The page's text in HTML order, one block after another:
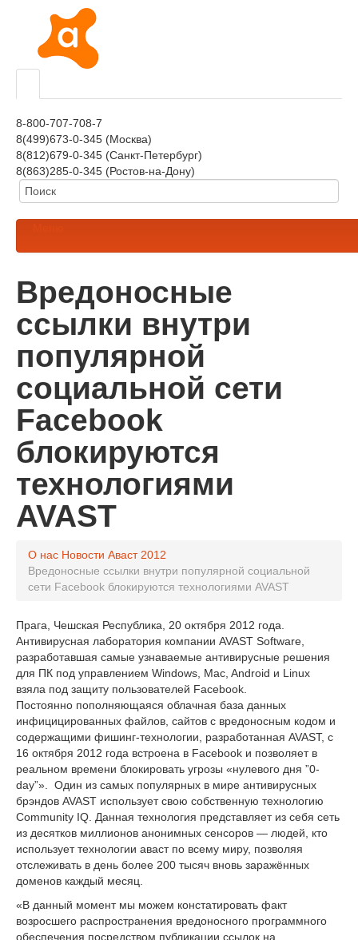
8-800-707-708-7
8(499)673-0-345 (Москва)
8(812)679-0-345 (Санкт-Петербург)
8(863)285-0-345 (Ростов-на-Дону)
Вредоносные
ссылки внутри
популярной
социальной сети
Facebook
блокируются
технологиями
AVAST
О нас Новости Аваст 2012
Вредоносные ссылки внутри популярной социальной
сети Facebook блокируются технологиями AVAST
Прага, Чешская Республика, 20 октября 2012 года.
Антивирусная лаборатория компании AVAST Software,
разработавшая самые узнаваемые антивирусные решения
для ПК под управлением Windows, Mac, Android и Linux
взяла под защиту пользователей Facebook.
Постоянно пополняющаяся облачная база данных
инфицицированных файлов, сайтов с вредоносным кодом и
содержащими фишинг-технологии, разработанная AVAST, с
16 октября 2012 года встроена в Facebook и позволяет в
реальном времени блокировать угрозы «нулевого дня ”0-
day”». Один из самых популярных в мире антивирусных
брэндов AVAST использует свою собственную технологию
Community IQ. Данная технология представляет из себя сеть
из десятков миллионов анонимных сенсоров — людей, кто
использует технологии аваст по всему миру, позволяя
отслеживать в день более 200 тысяч вновь заражённых
доменов каждый месяц.
«В данный момент мы можем констатировать факт
возросшего распространения вредоносного программного
обеспечения посредством публикации ссылок на